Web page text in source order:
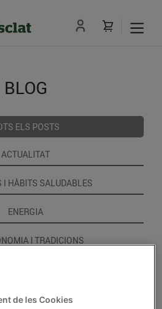
BLOG
ELS POSTS
ACTUALITAT
I HÀBITS SALUDABLES
ENERGIA
I TRADICIONS
de les Cookies